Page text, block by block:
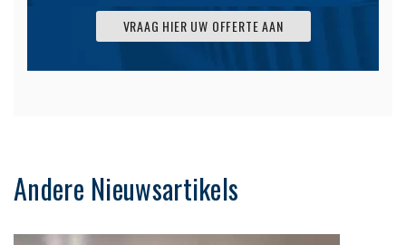
VRAAG HIER UW OFFERTE AAN
Andere Nieuwsartikels